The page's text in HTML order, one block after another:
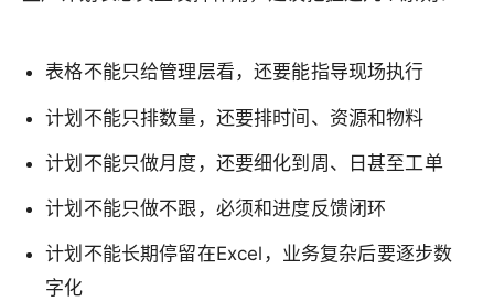
表格不能只给管理层看，还要能指导现场执行
计划不能只排数量，还要排时间、资源和物料
计划不能只做月度，还要细化到周、日甚至工单
计划不能只做不跟，必须和进度反馈闭环
计划不能长期停留在Excel，业务复杂后要逐步数
字化